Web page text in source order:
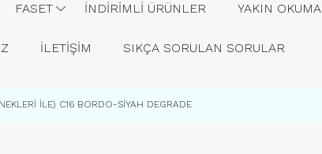
FASET İNDİRİMLİ ÜRÜNLER YAKIN OKUMA
İLETİŞİM SIKÇA SORULAN SORULAR
İLE) C16 BORDO-SİYAH DEGRADE